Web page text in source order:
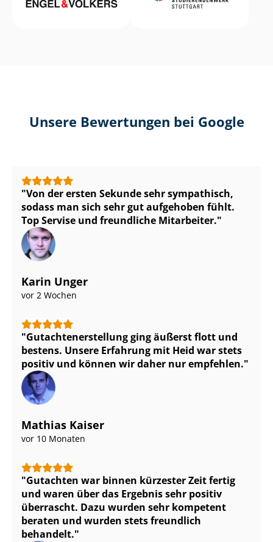
Unsere Bewertungen bei Google
Von der ersten Sekunde sehr sympathisch,
sodass man sich sehr gut aufgehoben fühlt.
Top Servise und freundliche Mitarbeiter.
Karin Unger
vor 2 Wochen
Gut­ach­ten­er­stel­lung ging äußerst flott und
bestens. Unsere Erfahrung mit Heid war stets
positiv und können wir daher nur empfehlen.
Mathias Kaiser
vor 10 Monaten
Gutachten war binnen kürzester Zeit fertig
und waren über das Ergebnis sehr positiv
überrascht. Dazu wurden sehr kompetent
beraten und wurden stets freundlich
behandelt.